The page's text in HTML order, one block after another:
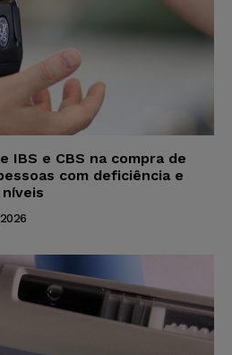
IBS e CBS na compra de
com deficiência e